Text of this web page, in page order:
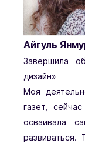
Айгуль
Завершила
дизайн»
Моя
газет,
осваивала
развиваться.